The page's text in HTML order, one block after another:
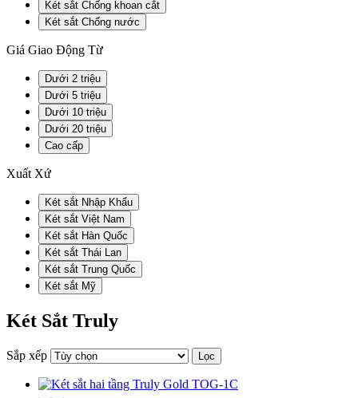
Két sắt Chống khoan cắt
Két sắt Chống nước
Giá Giao Động Từ
Dưới 2 triệu
Dưới 5 triệu
Dưới 10 triệu
Dưới 20 triệu
Cao cấp
Xuất Xứ
Két sắt Nhập Khẩu
Két sắt Việt Nam
Két sắt Hàn Quốc
Két sắt Thái Lan
Két sắt Trung Quốc
Két sắt Mỹ
Két Sắt Truly
Sắp xếp Lọc